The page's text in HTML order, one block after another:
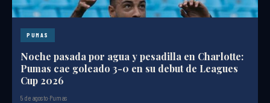
PUMAS
Noche pasada por agua y pesadilla en Charlotte:
Pumas cae goleado 3-0 en su debut de Leagues
Cup 2026
5 de agosto·Pumas